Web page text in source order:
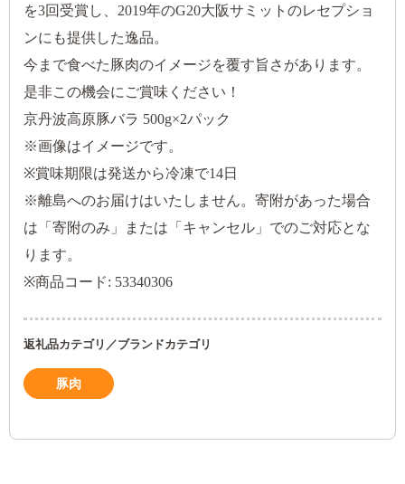
を3回受賞し、2019年のG20大阪サミットのレセプショ
ンにも提供した逸品。
今まで食べた豚肉のイメージを覆す旨さがあります。
是非この機会にご賞味ください！
京丹波高原豚バラ 500g×2パック
※画像はイメージです。
※賞味期限は発送から冷凍で14日
※離島へのお届けはいたしません。寄附があった場合
は「寄附のみ」または「キャンセル」でのご対応とな
ります。
※商品コード: 53340306
返礼品カテゴリ／ブランドカテゴリ
豚肉